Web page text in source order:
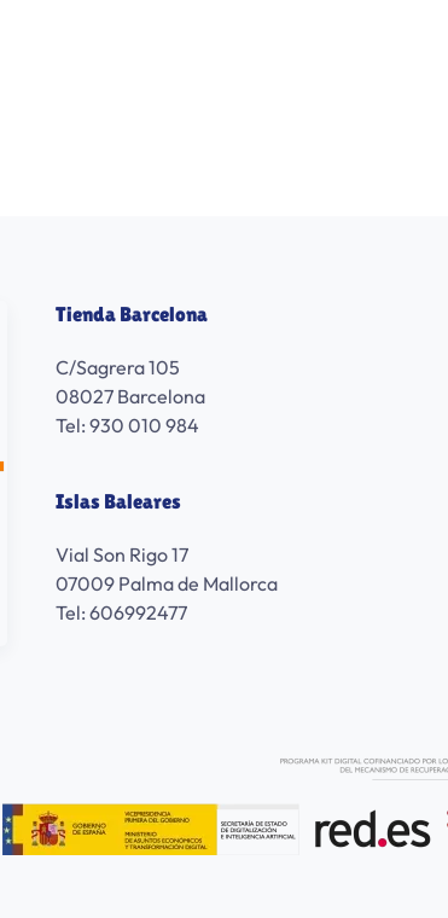
Tienda Barcelona
C/Sagrera 105
08027 Barcelona
Tel: 930 010 984
Islas Baleares
Vial Son Rigo 17
07009 Palma de Mallorca
Tel: 606992477